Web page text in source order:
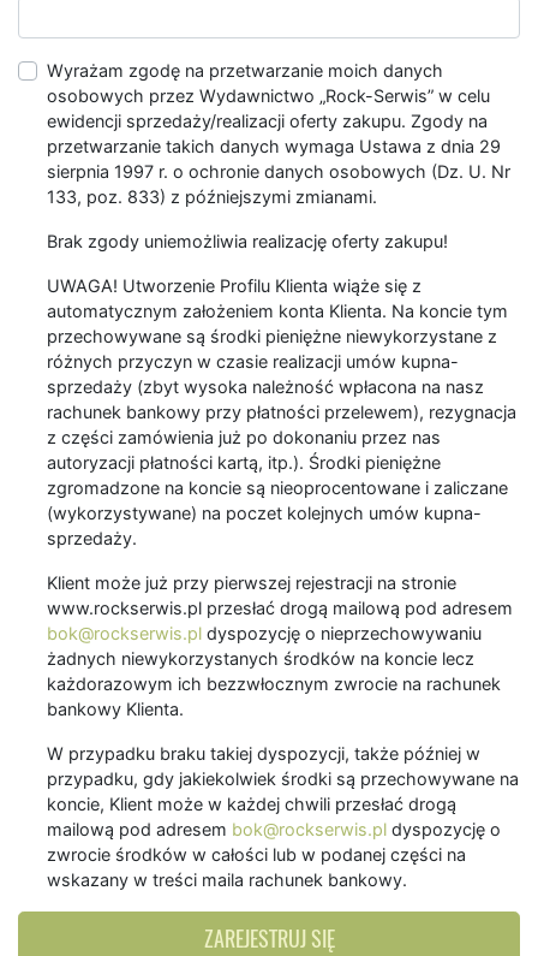
Wyrażam zgodę na przetwarzanie moich danych
osobowych przez Wydawnictwo „Rock-Serwis” w celu
ewidencji sprzedaży/realizacji oferty zakupu. Zgody na
przetwarzanie takich danych wymaga Ustawa z dnia 29
sierpnia 1997 r. o ochronie danych osobowych (Dz. U. Nr
133, poz. 833) z późniejszymi zmianami.
Brak zgody uniemożliwia realizację oferty zakupu!
UWAGA! Utworzenie Profilu Klienta wiąże się z
automatycznym założeniem konta Klienta. Na koncie tym
przechowywane są środki pieniężne niewykorzystane z
różnych przyczyn w czasie realizacji umów kupna-
sprzedaży (zbyt wysoka należność wpłacona na nasz
rachunek bankowy przy płatności przelewem), rezygnacja
z części zamówienia już po dokonaniu przez nas
autoryzacji płatności kartą, itp.). Środki pieniężne
zgromadzone na koncie są nieoprocentowane i zaliczane
(wykorzystywane) na poczet kolejnych umów kupna-
sprzedaży.
Klient może już przy pierwszej rejestracji na stronie
www.rockserwis.pl przesłać drogą mailową pod adresem
bok@rockserwis.pl dyspozycję o nieprzechowywaniu
żadnych niewykorzystanych środków na koncie lecz
każdorazowym ich bezzwłocznym zwrocie na rachunek
bankowy Klienta.
W przypadku braku takiej dyspozycji, także później w
przypadku, gdy jakiekolwiek środki są przechowywane na
koncie, Klient może w każdej chwili przesłać drogą
mailową pod adresem bok@rockserwis.pl dyspozycję o
zwrocie środków w całości lub w podanej części na
wskazany w treści maila rachunek bankowy.
ZAREJESTRUJ SIĘ